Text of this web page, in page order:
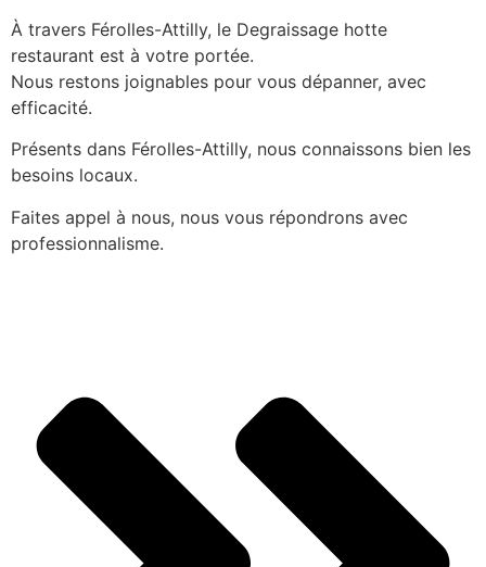
À travers Férolles-Attilly, le Degraissage hotte
restaurant est à votre portée.
Nous restons joignables pour vous dépanner, avec
efficacité.
Présents dans Férolles-Attilly, nous connaissons bien les
besoins locaux.
Faites appel à nous, nous vous répondrons avec
professionnalisme.